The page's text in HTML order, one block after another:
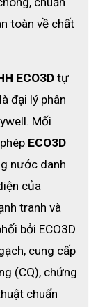
toàn về chất
ECO3D tự
đại lý phân
Mối
ECO3D
nước danh
của
tranh và
bởi ECO3D
cung cấp
(CQ), chứng
chuẩn